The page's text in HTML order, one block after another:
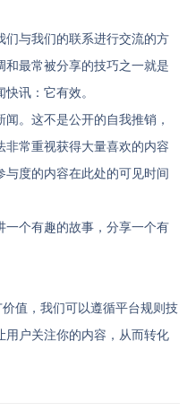
们与我们的联系进行交流的方
最常被分享的技巧之一就是
讯：它有效。
。这不是公开的自我推销，
非常重视获得大量喜欢的内容
度的内容在此处的可见时间
一个有趣的故事，分享一个有
值，我们可以遵循平台规则技
用户关注你的内容，从而转化